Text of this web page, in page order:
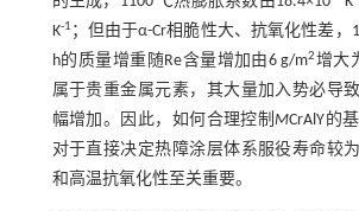
K-1 ；但由于α-Cr相脆性大、抗氧化性差，
h的质量增重随Re含量增加由6 g/m2增大
属于贵重金属元素，其大量加入势必导
幅增加。因此，如何合理控制MCrAlY的
对于直接决定热障涂层体系服役寿命较
和高温抗氧化性至关重要。